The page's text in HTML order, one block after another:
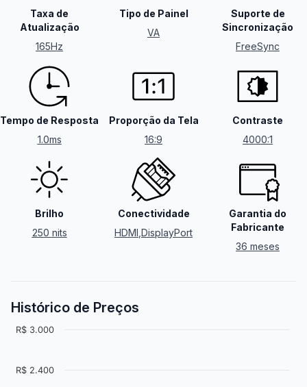
Taxa de
Atualização
165Hz
Tipo de Painel
VA
Suporte de
Sincronização
FreeSync
Tempo de Resposta
1.0ms
Proporção da Tela
16:9
Contraste
4000:1
Brilho
250 nits
Conectividade
HDMI DisplayPort
Garantia do
Fabricante
36 meses
Histórico de Preços
R$ 2.400
R$ 3.000